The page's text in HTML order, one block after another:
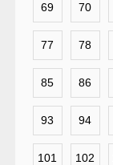
69 70
77 78
85 86
93 94
101 102